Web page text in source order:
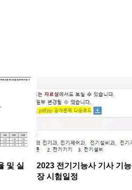
및 실
2023 전기기능사 기사 기능
장 시험일정